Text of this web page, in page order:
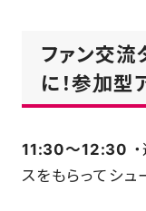
ファン交
に！参加型
11:30～12:30
スをもらってシュ